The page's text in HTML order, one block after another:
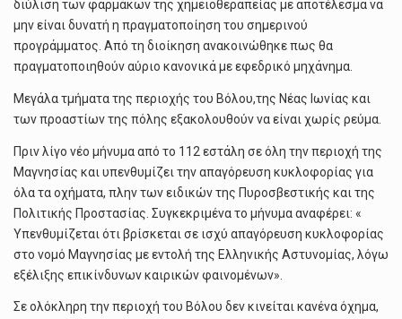
διύλιση των φαρμάκων της χημειοθεραπείας με αποτέλεσμα να
μην είναι δυνατή η πραγματοποίηση του σημερινού
προγράμματος. Από τη διοίκηση ανακοινώθηκε πως θα
πραγματοποιηθούν αύριο κανονικά με εφεδρικό μηχάνημα.
Μεγάλα τμήματα της περιοχής του Βόλου,της Νέας Ιωνίας και
των προαστίων της πόλης εξακολουθούν να είναι χωρίς ρεύμα.
Πριν λίγο νέο μήνυμα από το 112 εστάλη σε όλη την περιοχή της
Μαγνησίας και υπενθυμίζει την απαγόρευση κυκλοφορίας για
όλα τα οχήματα, πλην των ειδικών της Πυροσβεστικής και της
Πολιτικής Προστασίας. Συγκεκριμένα το μήνυμα αναφέρει: «
Υπενθυμίζεται ότι βρίσκεται σε ισχύ απαγόρευση κυκλοφορίας
στο νομό Μαγνησίας με εντολή της Ελληνικής Αστυνομίας, λόγω
εξέλιξης επικίνδυνων καιρικών φαινομένων».
Σε ολόκληρη την περιοχή του Βόλου δεν κινείται κανένα όχημα,